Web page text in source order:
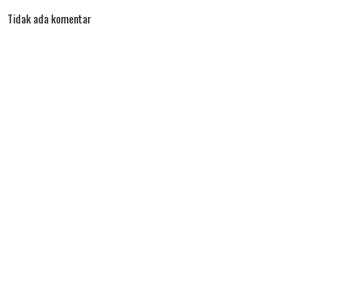
Tidak ada komentar